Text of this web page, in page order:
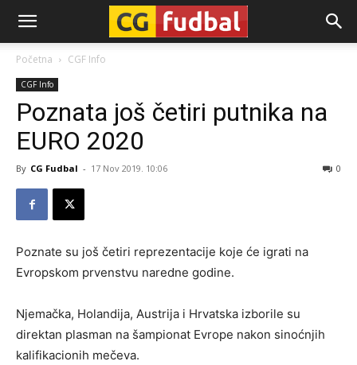
CG-
Fudbal
Početna CGF Info
CGF Info
Poznata još četiri putnika na
EURO 2020
By CG Fudbal - 17 Nov 2019. 10:06 0
Poznate su još četiri reprezentacije koje će igrati na
Evropskom prvenstvu naredne godine.
Njemačka, Holandija, Austrija i Hrvatska izborile su
direktan plasman na šampionat Evrope nakon sinoćnjih
kalifikacionih mečeva.